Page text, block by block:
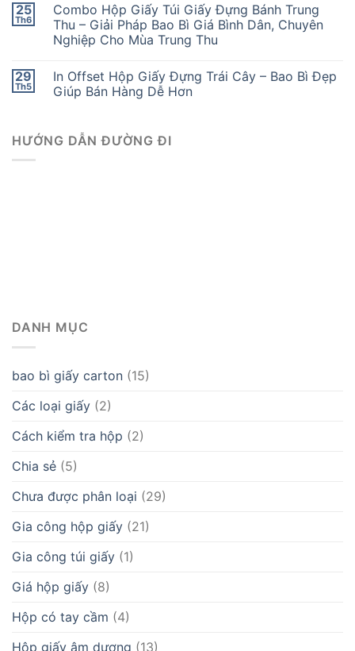
25
Th6
Combo Hộp Giấy Túi Giấy Đựng Bánh Trung
Thu – Giải Pháp Bao Bì Giá Bình Dân, Chuyên
Nghiệp Cho Mùa Trung Thu
29
Th5
In Offset Hộp Giấy Đựng Trái Cây – Bao Bì Đẹp
Giúp Bán Hàng Dễ Hơn
HƯỚNG DẪN ĐƯỜNG ĐI
DANH MỤC
bao bì giấy carton (15)
Các loại giấy (2)
Cách kiểm tra hộp (2)
Chia sẻ (5)
Chưa được phân loại (29)
Gia công hộp giấy (21)
Gia công túi giấy (1)
Giá hộp giấy (8)
Hộp có tay cầm (4)
Hộp giấy âm dương (13)